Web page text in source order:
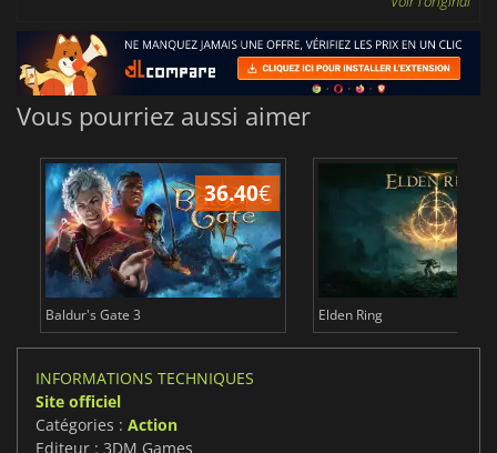
Vous pourriez aussi aimer
36.40€
Baldur's Gate 3 Elden Ring
INFORMATIONS TECHNIQUES
Site officiel
Catégories : Action
Editeur : 3DM Games